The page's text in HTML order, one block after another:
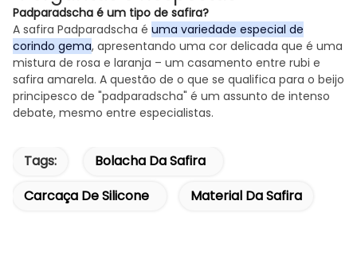
Padparadscha é um tipo de safira?
A safira Padparadscha é uma variedade especial de
corindo gema, apresentando uma cor delicada que é uma
mistura de rosa e laranja – um casamento entre rubi e
safira amarela. A questão de o que se qualifica para o beijo
principesco de "padparadscha" é um assunto de intenso
debate, mesmo entre especialistas.
Tags:
Bolacha Da Safira
Carcaça De Silicone
Material Da Safira